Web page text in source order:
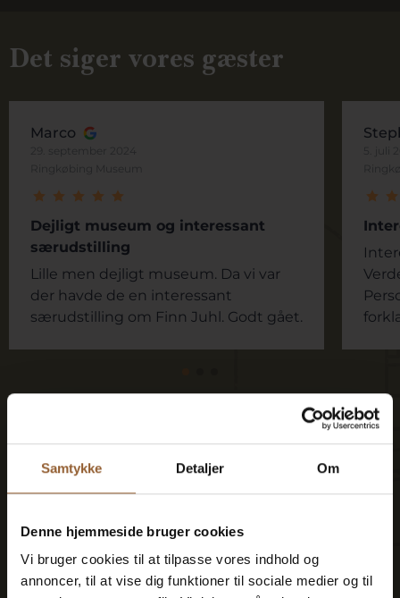
Samtykke Detaljer Om
Denne hjemmeside bruger cookies
Vi bruger cookies til at tilpasse vores indhold og
annoncer, til at vise dig funktioner til sociale medier og til
Det siger vores gæster
Marco
Dejligt museum og interessant
særudstilling
Lille men dejligt museum. Da vi var
der havde de en interessant
særudstilling om Finn Juhl. Godt gået.
Spar penge – køb fordelskort
Platin
699 KR